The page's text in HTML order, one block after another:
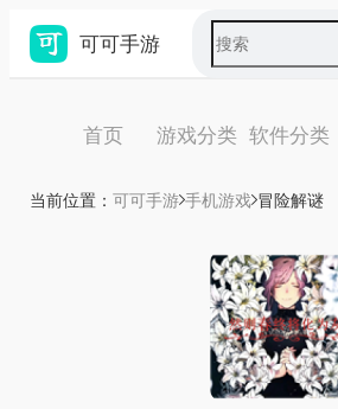
可可手游
首页 游戏分类 软件分类
当前位置： 可可手游 手机游戏 冒险解谜